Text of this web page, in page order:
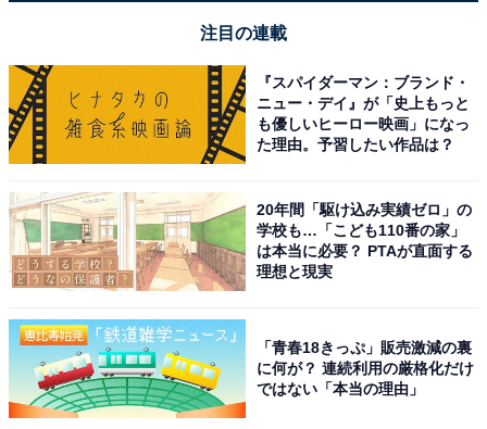
注目の連載
『スパイダーマン：ブランド・
ニュー・デイ』が「史上もっと
も優しいヒーロー映画」になっ
た理由。予習したい作品は？
20年間「駆け込み実績ゼロ」の
学校も…「こども110番の家」
は本当に必要？ PTAが直面する
理想と現実
「青春18きっぷ」販売激減の裏
に何が？ 連続利用の厳格化だけ
ではない「本当の理由」